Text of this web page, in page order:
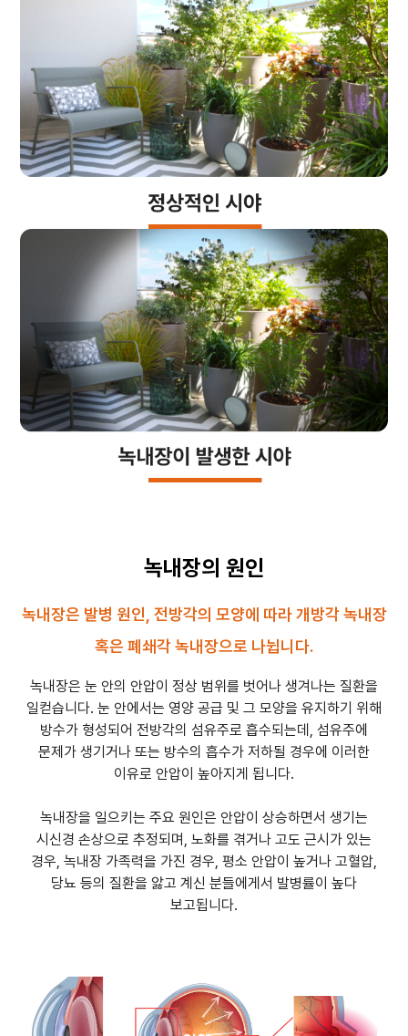
녹내장의 원인
녹내장은 발병 원인, 전방각의 모양에 따라 개방각 녹내장
혹은 폐쇄각 녹내장으로 나뉩니다.
녹내장은 눈 안의 안압이 정상 범위를 벗어나 생겨나는 질환을
일컫습니다. 눈 안에서는 영양 공급 및 그 모양을 유지하기 위해
방수가 형성되어 전방각의 섬유주로 흡수되는데, 섬유주에
문제가 생기거나 또는 방수의 흡수가 저하될 경우에 이러한
이유로 안압이 높아지게 됩니다.
녹내장을 일으키는 주요 원인은 안압이 상승하면서 생기는
시신경 손상으로 추정되며, 노화를 겪거나 고도 근시가 있는
경우, 녹내장 가족력을 가진 경우, 평소 안압이 높거나 고혈압,
당뇨 등의 질환을 앓고 계신 분들에게서 발병률이 높다
보고됩니다.